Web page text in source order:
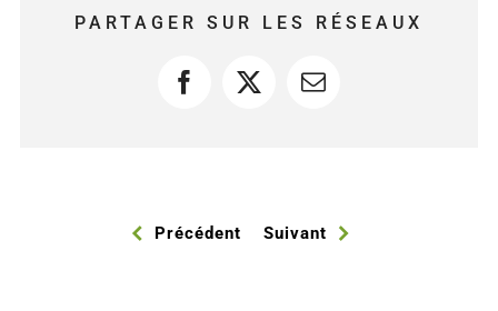
PARTAGER SUR LES RÉSEAUX
Facebook
X Courriel
Précédent Suivant